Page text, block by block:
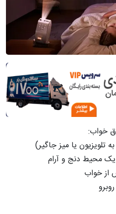
خواب:
تلویزیون یا میز جاگیر)
محیط دنج و آرام
از خواب